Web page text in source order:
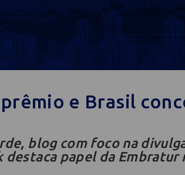
e Brasil
blog com foco na
destaca papel da Embratur